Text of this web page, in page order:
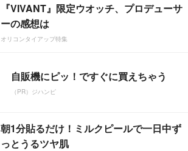
『VIVANT』限定ウオッチ、プロデューサ
ーの感想は
オリコンタイアップ特集
自販機にピッ！ですぐに買えちゃう
（PR）ジハンピ
朝1分貼るだけ！ミルクピールで一日中ず
っとうるツヤ肌